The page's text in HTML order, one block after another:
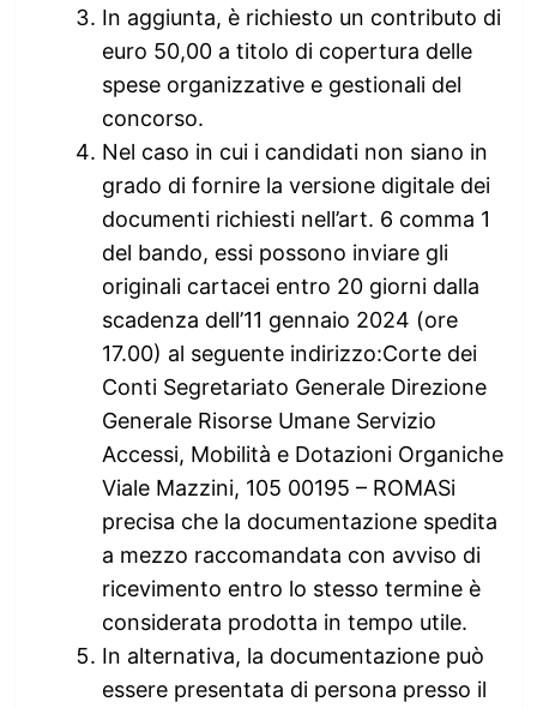
In aggiunta, è richiesto un contributo di
euro 50,00 a titolo di copertura delle
spese organizzative e gestionali del
concorso.
Nel caso in cui i candidati non siano in
grado di fornire la versione digitale dei
documenti richiesti nell’art. 6 comma 1
del bando, essi possono inviare gli
originali cartacei entro 20 giorni dalla
scadenza dell’11 gennaio 2024 (ore
17.00) al seguente indirizzo:Corte dei
Conti Segretariato Generale Direzione
Generale Risorse Umane Servizio
Accessi, Mobilità e Dotazioni Organiche
Viale Mazzini, 105 00195 – ROMASi
precisa che la documentazione spedita
a mezzo raccomandata con avviso di
ricevimento entro lo stesso termine è
considerata prodotta in tempo utile.
In alternativa, la documentazione può
essere presentata di persona presso il